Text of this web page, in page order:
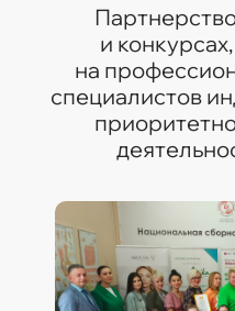
и
на
специалистов